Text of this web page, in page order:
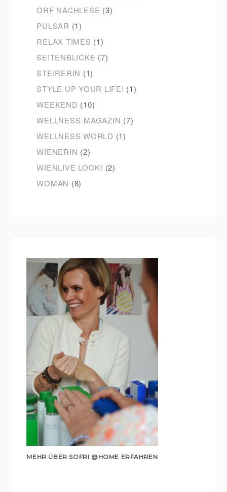
ORF NACHLESE (3)
PULSAR (1)
RELAX TIMES (1)
SEITENBLICKE (7)
STEIRERIN (1)
STYLE UP YOUR LIFE! (1)
WEEKEND (10)
WELLNESS-MAGAZIN (7)
WELLNESS WORLD (1)
WIENERIN (2)
WIENLIVE LOOK! (2)
WOMAN (8)
MEHR ÜBER SOFRI @HOME ERFAHREN